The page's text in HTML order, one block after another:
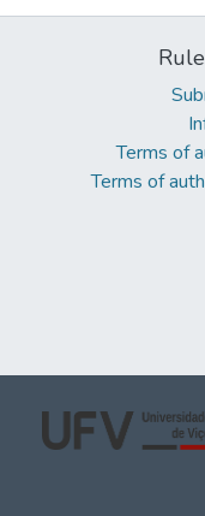
Terms of
Terms of